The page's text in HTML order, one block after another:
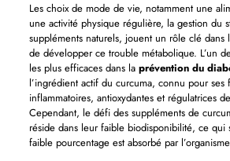
Les choix de mode de vie, notamment une
une activité physique régulière, la gestion du
suppléments naturels, jouent un rôle clé dans
de développer ce trouble métabolique. L’un
les plus efficaces dans la prévention du
l’ingrédient actif du curcuma, connu pour ses
inflammatoires, antioxydantes et régulatrices
Cependant, le défi des suppléments de
réside dans leur faible biodisponibilité, ce qui
faible pourcentage est absorbé par